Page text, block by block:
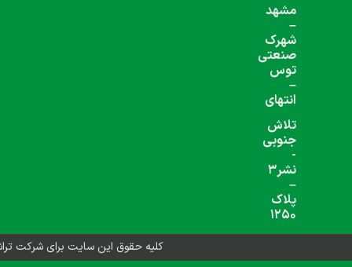
های اجتماعی دنبال کنید